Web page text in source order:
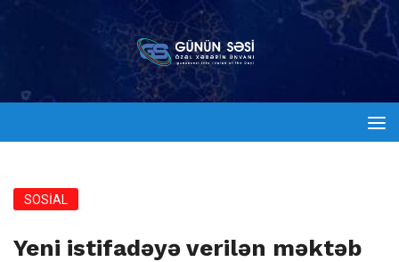
SOSİAL
Yeni istifadəyə verilən məktəb